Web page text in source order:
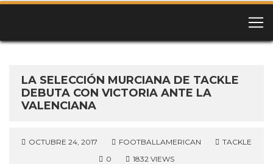
LA SELECCIÓN MURCIANA DE TACKLE
DEBUTA CON VICTORIA ANTE LA
VALENCIANA
OCTUBRE 24, 2017 FOOTBALLAMERICAN
TACKLE
0
1832 VIEWS